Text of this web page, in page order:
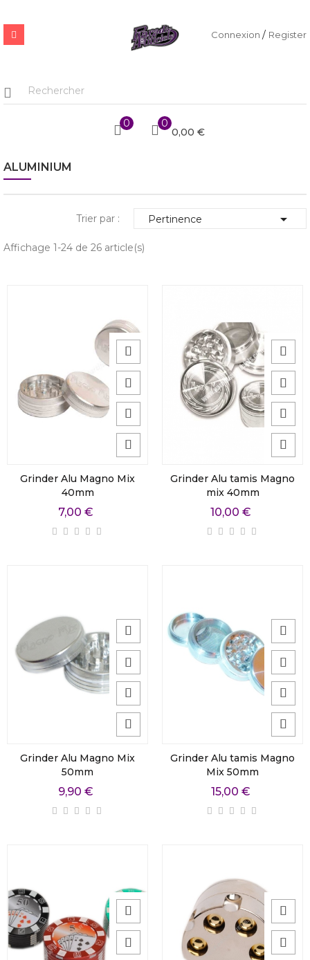
Connexion / Register
0 0
0,00 €
ALUMINIUM
Trier par : Pertinence 
Affichage 1-24 de 26 article(s)
Grinder Alu Magno Mix
40mm
7,00 €
Grinder Alu tamis Magno
mix 40mm
10,00 €
Grinder Alu Magno Mix
50mm
9,90 €
Grinder Alu tamis Magno
Mix 50mm
15,00 €